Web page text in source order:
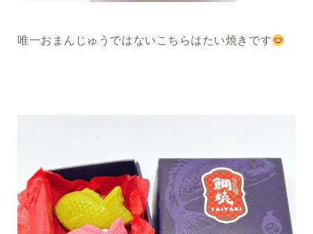
唯一おまんじゅうではないこちらはたい焼きです